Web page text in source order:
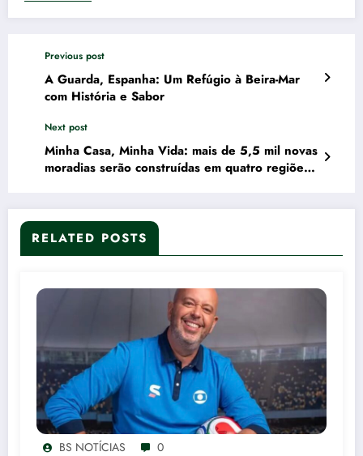
Previous post
A Guarda, Espanha: Um Refúgio à Beira-Mar
com História e Sabor
Next post
Minha Casa, Minha Vida: mais de 5,5 mil novas
moradias serão construídas em quatro regiões
RELATED POSTS
BS NOTÍCIAS 0